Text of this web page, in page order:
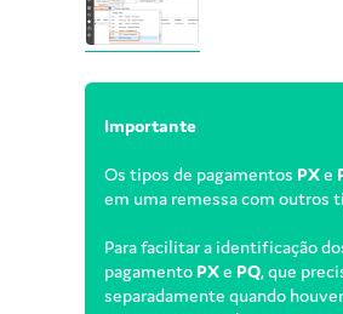
Importante
Os tipos de pagamentos PXe
em uma remessa com outros
Para facilitar a identificação
pagamento PXe PQ, que
separadamente quando